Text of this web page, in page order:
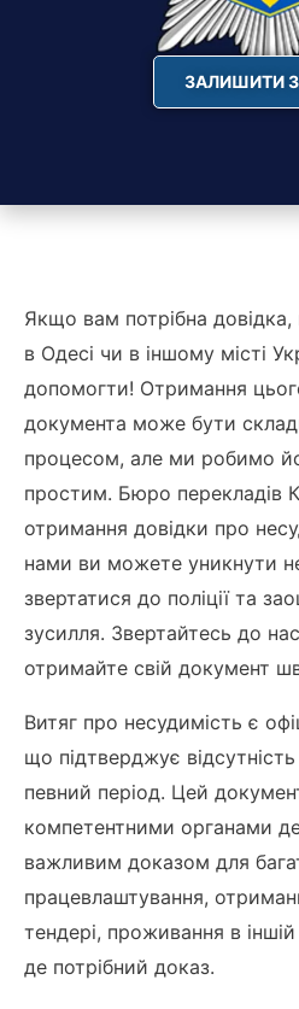
ЗАЛИШИТИ
Якщо вам потрібна довідка,
в Одесі чи в іншому місті
допомогти! Отримання
документа може бути
процесом, але ми робимо
простим. Бюро перекладів
отримання довідки про
нами ви можете уникнути
звертатися до поліції та
зусилля. Звертайтесь до
отримайте свій документ
Витяг про несудимість є
що підтверджує
певний період. Цей
компетентними органами
важливим доказом для
працевлаштування,
тендері, проживання в іншій
де потрібний доказ.